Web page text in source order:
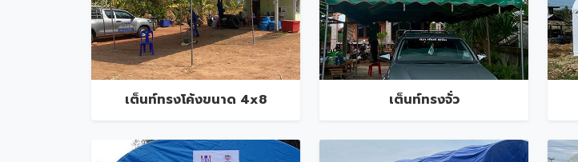
เต็นท์ทรงโค้งขนาด 4x8 เต็นท์ทรงจั่ว